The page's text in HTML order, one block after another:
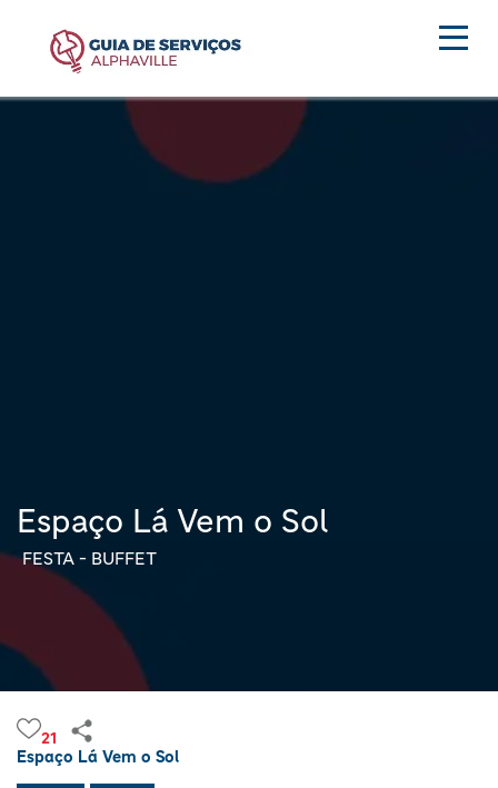
Espaço Lá Vem o Sol
FESTA - BUFFET
21
Espaço Lá Vem o Sol